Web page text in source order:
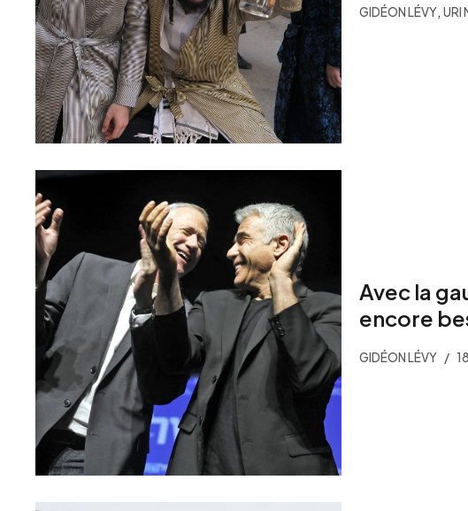
GIDÉON LÉVY, URI
Avec la
encore
GIDÉON LÉVY